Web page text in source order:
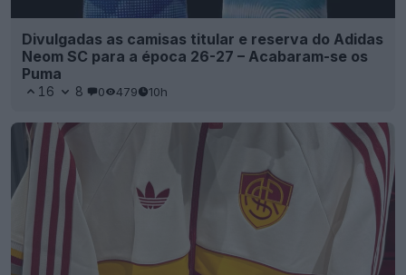
Divulgadas as camisas titular e reserva do Adidas
Neom SC para a época 26-27 – Acabaram-se os
Puma
16 8 0 479 10h